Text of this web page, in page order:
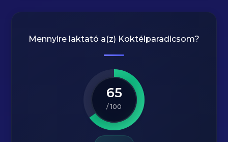
Mennyire laktató a(z) Koktélparadicsom?
65
/ 100